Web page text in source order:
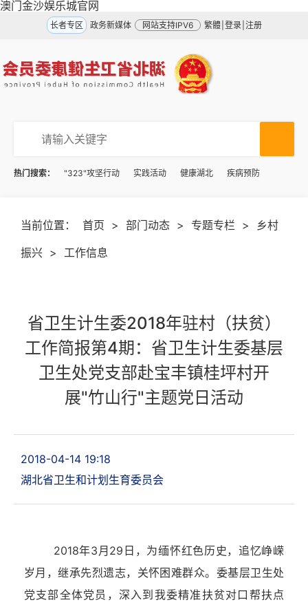
澳门金沙娱乐城官网
长者专区 政务新媒体 网站支持IPV6 繁體 登录 注册
热门搜索： "323"攻坚行动 实践活动 健康湖北 疾病预防
当前位置： 首页 > 部门动态 > 专题专栏 >
乡村
振兴 > 工作信息
省卫生计生委2018年驻村（扶贫）
工作简报第4期：省卫生计生委基层
卫生处党支部赴宝丰镇桂坪村开
展"竹山行"主题党日活动
2018-04-14 19:18
湖北省卫生和计划生育委员会
2018年3月 29 日，为缅怀红色历史，追忆峥嵘
岁月，继承先烈遗志，关怀困难群众。委基层卫生处
党支部全体党员，深入到我委精准扶贫对口帮扶点